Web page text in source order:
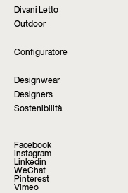
Divani Letto
Outdoor
Configuratore
Designwear
Designers
Sostenibilità
Facebook
Instagram
Linkedin
WeChat
Pinterest
Vimeo